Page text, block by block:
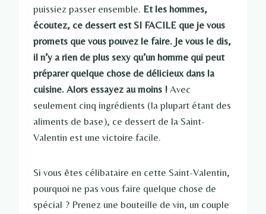
puissiez passer ensemble. Et les hommes,
écoutez, ce dessert est SI FACILE que je vous
promets que vous pouvez le faire. Je vous le dis,
il n’y a rien de plus sexy qu’un homme qui peut
préparer quelque chose de délicieux dans la
cuisine. Alors essayez au moins ! Avec
seulement cinq ingrédients (la plupart étant des
aliments de base), ce dessert de la Saint-
Valentin est une victoire facile.
Si vous êtes célibataire en cette Saint-Valentin,
pourquoi ne pas vous faire quelque chose de
spécial ? Prenez une bouteille de vin, un couple